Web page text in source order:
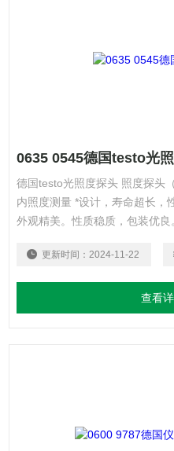
0635 0545德国testo光
德国testo光照度探头 照度探头
内照度测量 *设计，寿命超长，
外观精美。性质稳质，包装优良
更新时间： 2024-11-22
查看